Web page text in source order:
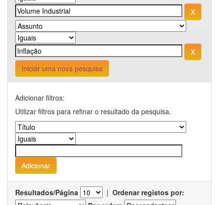
Iniciar uma nova pesquisa
Adicionar filtros:
Utilizar filtros para refinar o resultado da pesquisa.
Resultados/Página | Ordenar registos por: